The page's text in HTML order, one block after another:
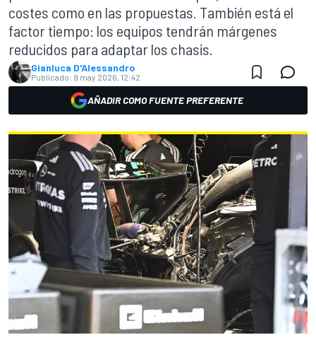
costes como en las propuestas. También está el
factor tiempo: los equipos tendrán márgenes
reducidos para adaptar los chasis.
Gianluca D'Alessandro
Publicado: 9 may 2026, 12:42
AÑADIR COMO FUENTE PREFERENTE